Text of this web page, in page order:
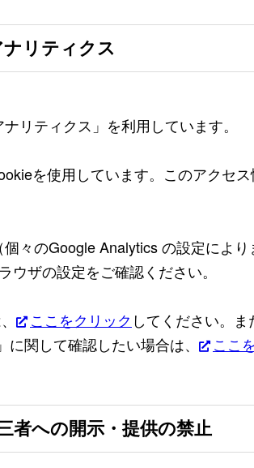
ナリティクス
リティクス」を利用しています。
を使用しています。このアクセ
々のGoogle Analytics の設定によ
ザの設定をご確認ください。
ここをクリック してください。
関して確認したい場合は、
ここ
者への開示・提供の禁止